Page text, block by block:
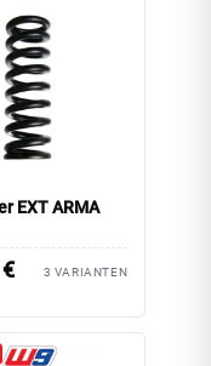
EXT ARMA
€ 3 VARIANTEN